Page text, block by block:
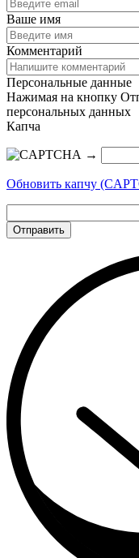
Ваше имя
Комментарий
Персональные данные
Нажимая на кнопку
персональных данных
Капча
→
Обновить капчу
Отправить